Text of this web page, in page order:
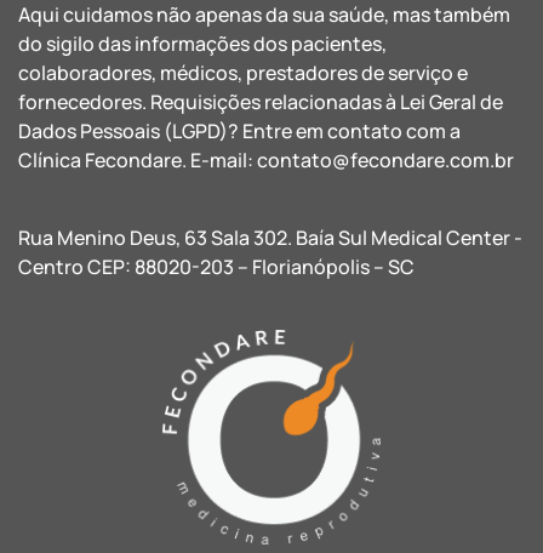
Aqui cuidamos não apenas da sua saúde, mas também
do sigilo das informações dos pacientes,
colaboradores, médicos, prestadores de serviço e
fornecedores. Requisições relacionadas à Lei Geral de
Dados Pessoais (LGPD)? Entre em contato com a
Clínica Fecondare. E-mail:contato@fecondare.com.br
Rua Menino Deus, 63 Sala 302. Baía Sul Medical Center -
Centro CEP: 88020-203 – Florianópolis – SC